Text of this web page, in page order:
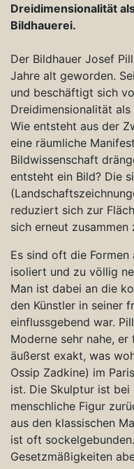
Dreidimensionalität
Bildhauerei.
Der Bildhauer Josef
Jahre alt geworden.
und beschäftigt sich
Dreidimensionalität
Wie entsteht aus der
eine räumliche
Bildwissenschaft
entsteht ein Bild? Die
reduziert sich zur
sich erneut zusammen
Es sind oft die
isoliert und zu völlig
Man ist dabei an die
den Künstler in seiner
einflussgebend war.
Moderne sehr nahe,
äußerst exakt, was
Ossip Zadkine) im
ist. Die Skulptur ist
menschliche Figur
aus den klassischen
ist oft
Gesetzmäßigkeiten